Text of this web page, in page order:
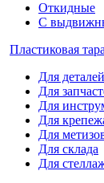
Откидные
С
Пластиковая тара
Для деталей
Для
Для
Для
Для
Для склада
Для